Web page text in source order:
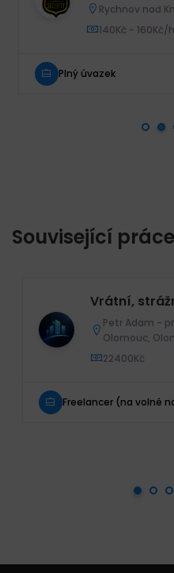
Rychnov nad
140Kč - 160Kč/
Plný úvazek
Související práce
Vrátní,
Petr Adam -
Olomouc,
22400Kč
Freelancer (na volné